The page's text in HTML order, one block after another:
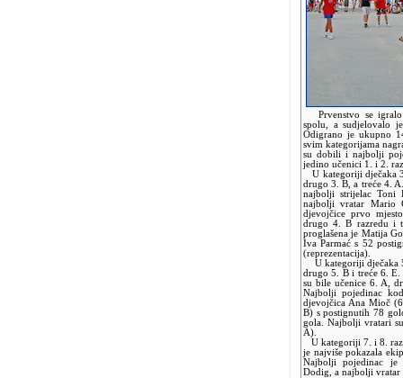
Prvenstvo se igralo
spolu, a sudjelovalo
Odigrano je ukupno
svim kategorijama
su dobili i najbolji
jedino učenici 1. i 2.
U kategoriji dječaka
drugo 3. B, a treće 4.
najbolji strijelac
najbolji vratar Mario
djevojčice prvo
drugo 4. B razredu i
proglašena je Matija
Iva Parmać s 52
(reprezentacija).
U kategoriji dječaka
drugo 5. B i treće 6.
su bile učenice 6. A,
Najbolji pojedinac
djevojčica Ana Mioč
B) s postignutih 78
gola. Najbolji vratari
A).
U kategoriji 7. i 8.
je najviše pokazala
Najbolji pojedinac je
Dodig, a najbolji vratar